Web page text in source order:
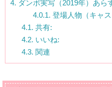
4. ダンボ実写（2019年）あら
4.0.1. 登場人物（キャス
4.1. 共有:
4.2. いいね:
4.3. 関連